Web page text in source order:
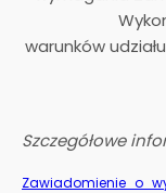
warunków
Szczegółowe